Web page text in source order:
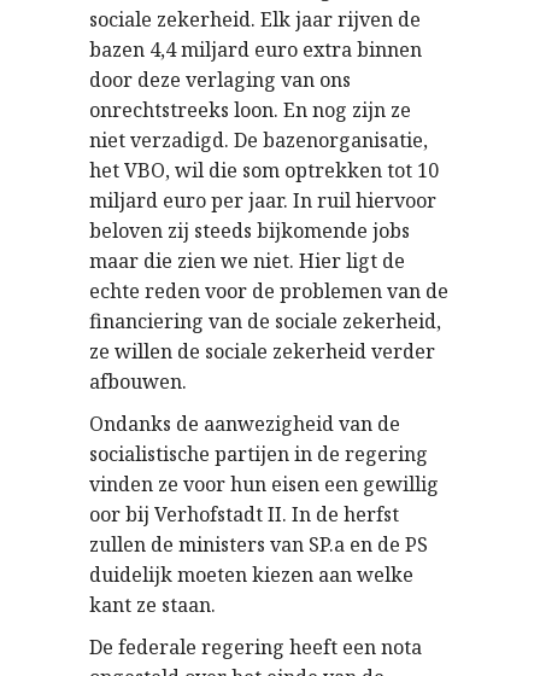
sociale zekerheid. Elk jaar rijven de
bazen 4,4 miljard euro extra binnen
door deze verlaging van ons
onrechtstreeks loon. En nog zijn ze
niet verzadigd. De bazenorganisatie,
het VBO, wil die som optrekken tot 10
miljard euro per jaar. In ruil hiervoor
beloven zij steeds bijkomende jobs
maar die zien we niet. Hier ligt de
echte reden voor de problemen van de
financiering van de sociale zekerheid,
ze willen de sociale zekerheid verder
afbouwen.
Ondanks de aanwezigheid van de
socialistische partijen in de regering
vinden ze voor hun eisen een gewillig
oor bij Verhofstadt II. In de herfst
zullen de ministers van SP.a en de PS
duidelijk moeten kiezen aan welke
kant ze staan.
De federale regering heeft een nota